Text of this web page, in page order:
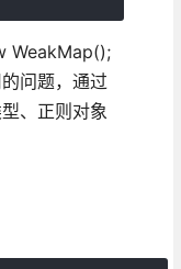
WeakMap();
问题，通过
、正则对象